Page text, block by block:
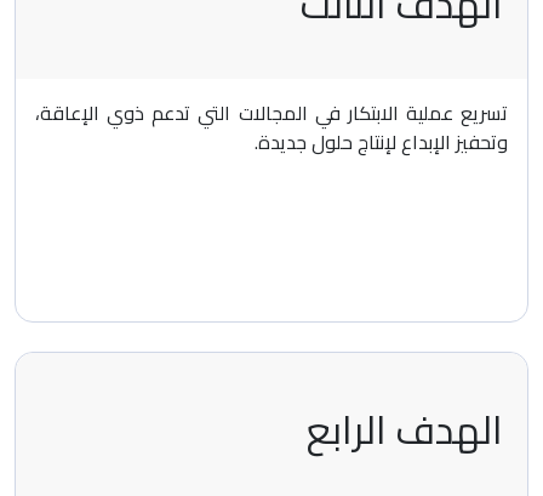
تسريع عملية الابتكار في المجالات التي تدعم ذوي الإعاقة،
وتحفيز الإبداع لإنتاج حلول جديدة.
الهدف الرابع